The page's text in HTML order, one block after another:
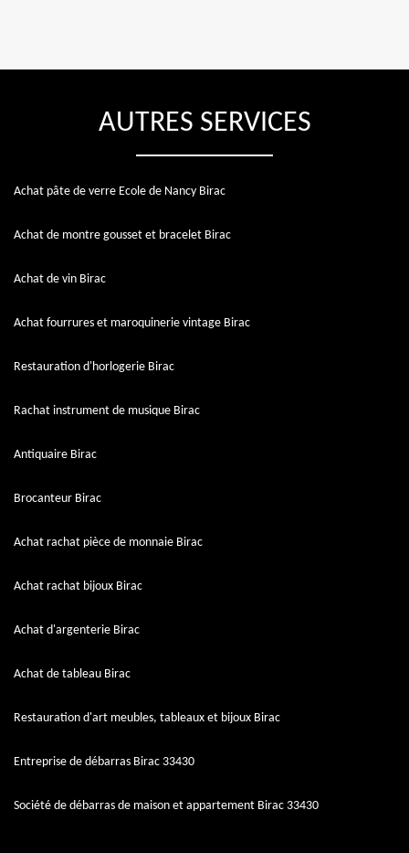
AUTRES SERVICES
Achat pâte de verre Ecole de Nancy Birac
Achat de montre gousset et bracelet Birac
Achat de vin Birac
Achat fourrures et maroquinerie vintage Birac
Restauration d'horlogerie Birac
Rachat instrument de musique Birac
Antiquaire Birac
Brocanteur Birac
Achat rachat pièce de monnaie Birac
Achat rachat bijoux Birac
Achat d'argenterie Birac
Achat de tableau Birac
Restauration d'art meubles, tableaux et bijoux Birac
Entreprise de débarras Birac 33430
Société de débarras de maison et appartement Birac 33430